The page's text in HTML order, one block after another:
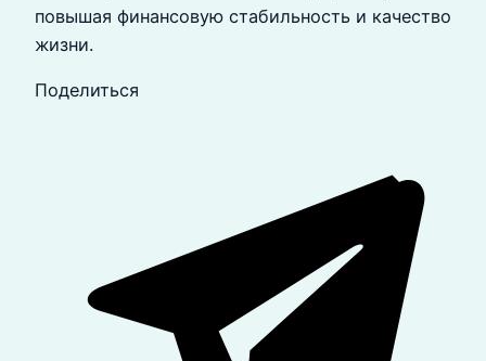
повышая финансовую стабильность и качество
жизни.
Поделиться